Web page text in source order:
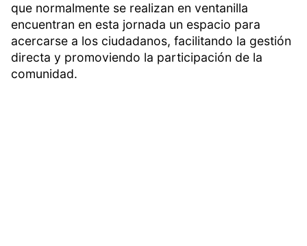
que normalmente se realizan en ventanilla
encuentran en esta jornada un espacio para
acercarse a los ciudadanos, facilitando la gestión
directa y promoviendo la participación de la
comunidad.